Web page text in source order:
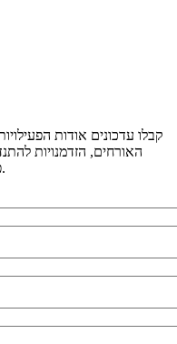
קבלו עדכונים אודות
האורחים, הזדמנויות
פעילויות נוספות של עמותת שיטה וחוכמה.